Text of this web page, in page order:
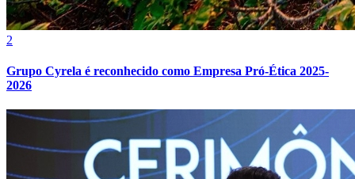
2
Grupo Cyrela é reconhecido como Empresa Pró-Ética 2025-
2026